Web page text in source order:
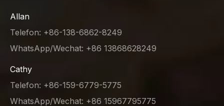
Allan
Telefon: +86-138-6862-8249
WhatsApp/Wechat: +86 13868628249
Cathy
Telefon: +86-159-6779-5775
WhatsApp/Wechat: +86 15967795775